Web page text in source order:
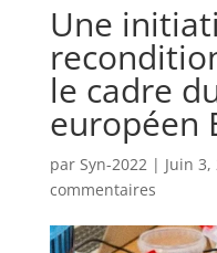
Une
le cadre
européen
par Syn-2022| Juin 3,
commentaires